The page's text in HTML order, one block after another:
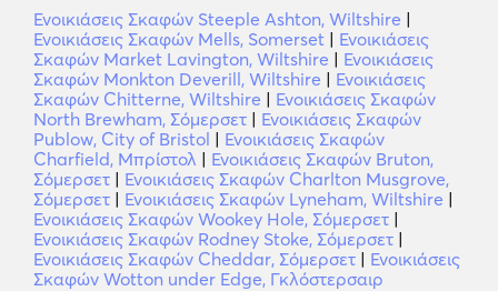
Ενοικιάσεις Σκαφών Steeple Ashton, Wiltshire |
Ενοικιάσεις Σκαφών Mells, Somerset | Ενοικιάσεις
Σκαφών Market Lavington, Wiltshire | Ενοικιάσεις
Σκαφών Monkton Deverill, Wiltshire | Ενοικιάσεις
Σκαφών Chitterne, Wiltshire | Ενοικιάσεις Σκαφών
North Brewham, Σόμερσετ | Ενοικιάσεις Σκαφών
Publow, City of Bristol | Ενοικιάσεις Σκαφών
Charfield, Μπρίστολ | Ενοικιάσεις Σκαφών Bruton,
Σόμερσετ | Ενοικιάσεις Σκαφών Charlton Musgrove,
Σόμερσετ | Ενοικιάσεις Σκαφών Lyneham, Wiltshire |
Ενοικιάσεις Σκαφών Wookey Hole, Σόμερσετ |
Ενοικιάσεις Σκαφών Rodney Stoke, Σόμερσετ |
Ενοικιάσεις Σκαφών Cheddar, Σόμερσετ | Ενοικιάσεις
Σκαφών Wotton under Edge, Γκλόστερσαιρ